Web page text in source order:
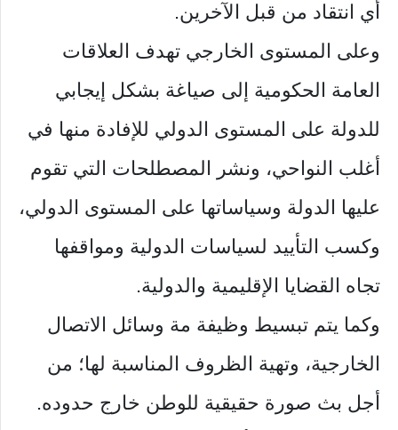
أي انتقاد من قبل الآخرين.
وعلى المستوى الخارجي تهدف العلاقات
العامة الحكومية إلى صياغة بشكل إيجابي
للدولة على المستوى الدولي للإفادة منها في
أغلب النواحي، ونشر المصطلحات التي تقوم
عليها الدولة وسياساتها على المستوى الدولي،
وكسب التأييد لسياسات الدولية ومواقفها
تجاه القضايا الإقليمية والدولية.
وكما يتم تبسيط وظيفة مة وسائل الاتصال
الخارجية، وتهية الظروف المناسبة لها؛ من
أجل بث صورة حقيقية للوطن خارج حدوده.